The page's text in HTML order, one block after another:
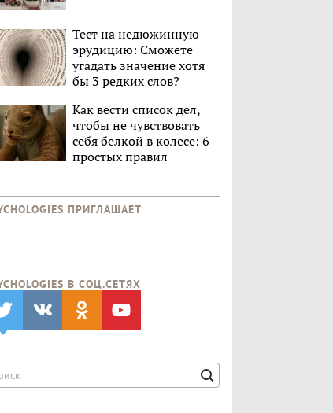
Тест на недюжинную
эрудицию: Сможете
угадать значение хотя
бы 3 редких слов?
Как вести список дел,
чтобы не чувствовать
себя белкой в колесе: 6
простых правил
ПРИГЛАШАЕТ
В CОЦ.СЕТЯХ